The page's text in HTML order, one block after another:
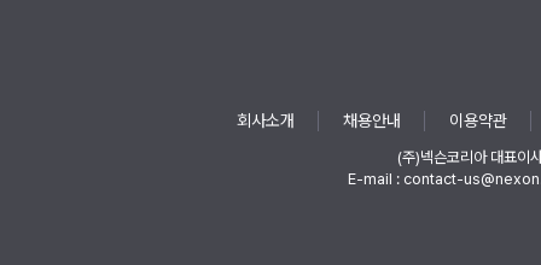
회사소개 채용안내 이용약관
(주)넥슨코리아 대표이
E-mail : contact-